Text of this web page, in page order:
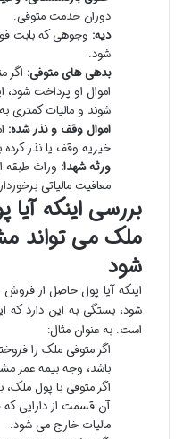
دوران خدمت متوفی.
دیه: وجوهی که بابت
شود.
بدهی های متوفی: اگر
اموال او پرداخت
شوند و مالیات کمتری
اموال وقف و نذر شده:
خیریه وقف یا نذر کرده
ورثه شهدا: وراث طبقه
معافیت مالیاتی
بررسی اینکه
ملک می تواند
شود
اینکه آیا پول حاصل از
شود، بستگی به این دارد که
است. به عنوان مثال:
اگر متوفی ملک را
باشد، وجه بیمه عمر
اگر متوفی با پول
آن قسمت از دارایی
مالیات خارج می شود.